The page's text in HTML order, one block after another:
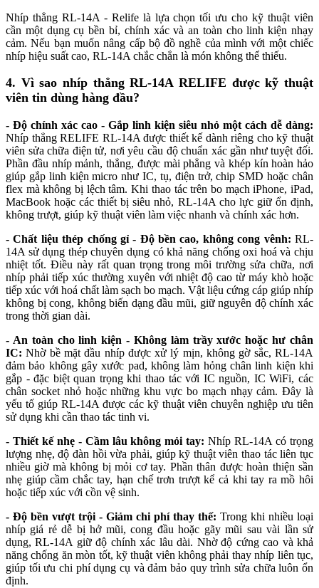
Nhíp thẳng RL-14A - Relife là lựa chọn tối ưu cho kỹ thuật viên
cần một dụng cụ bền bỉ, chính xác và an toàn cho linh kiện nhạy
cảm. Nếu bạn muốn nâng cấp bộ đồ nghề của mình với một chiếc
nhíp hiệu suất cao, RL-14A chắc chắn là món không thể thiếu.
4. Vì sao nhíp thẳng RL-14A RELIFE được kỹ thuật
viên tin dùng hàng đầu?
- Độ chính xác cao - Gắp linh kiện siêu nhỏ một cách dễ dàng:
Nhíp thẳng RELIFE RL-14A được thiết kế dành riêng cho kỹ thuật
viên sửa chữa điện tử, nơi yêu cầu độ chuẩn xác gần như tuyệt đối.
Phần đầu nhíp mảnh, thẳng, được mài phẳng và khép kín hoàn hảo
giúp gắp linh kiện micro như IC, tụ, điện trở, chip SMD hoặc chân
flex mà không bị lệch tâm. Khi thao tác trên bo mạch iPhone, iPad,
MacBook hoặc các thiết bị siêu nhỏ, RL-14A cho lực giữ ổn định,
không trượt, giúp kỹ thuật viên làm việc nhanh và chính xác hơn.
- Chất liệu thép chống gỉ - Độ bền cao, không cong vênh: RL-
14A sử dụng thép chuyên dụng có khả năng chống oxi hoá và chịu
nhiệt tốt. Điều này rất quan trọng trong môi trường sửa chữa, nơi
nhíp phải tiếp xúc thường xuyên với nhiệt độ cao từ máy khò hoặc
tiếp xúc với hoá chất làm sạch bo mạch. Vật liệu cứng cáp giúp nhíp
không bị cong, không biến dạng đầu mũi, giữ nguyên độ chính xác
trong thời gian dài.
- An toàn cho linh kiện - Không làm trầy xước hoặc hư chân
IC: Nhờ bề mặt đầu nhíp được xử lý mịn, không gờ sắc, RL-14A
đảm bảo không gây xước pad, không làm hỏng chân linh kiện khi
gắp - đặc biệt quan trọng khi thao tác với IC nguồn, IC WiFi, các
chân socket nhỏ hoặc những khu vực bo mạch nhạy cảm. Đây là
yếu tố giúp RL-14A được các kỹ thuật viên chuyên nghiệp ưu tiên
sử dụng khi cần thao tác tinh vi.
- Thiết kế nhẹ - Cầm lâu không mỏi tay: Nhíp RL-14A có trọng
lượng nhẹ, độ đàn hồi vừa phải, giúp kỹ thuật viên thao tác liên tục
nhiều giờ mà không bị mỏi cơ tay. Phần thân được hoàn thiện sần
nhẹ giúp cầm chắc tay, hạn chế trơn trượt kể cả khi tay ra mồ hôi
hoặc tiếp xúc với cồn vệ sinh.
- Độ bền vượt trội - Giảm chi phí thay thế: Trong khi nhiều loại
nhíp giá rẻ dễ bị hở mũi, cong đầu hoặc gãy mũi sau vài lần sử
dụng, RL-14A giữ độ chính xác lâu dài. Nhờ độ cứng cao và khả
năng chống ăn mòn tốt, kỹ thuật viên không phải thay nhíp liên tục,
giúp tối ưu chi phí dụng cụ và đảm bảo quy trình sửa chữa luôn ổn
định.